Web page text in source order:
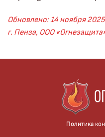
Обновлено: 14 ноября 2025
г. Пенза, ООО
Политика